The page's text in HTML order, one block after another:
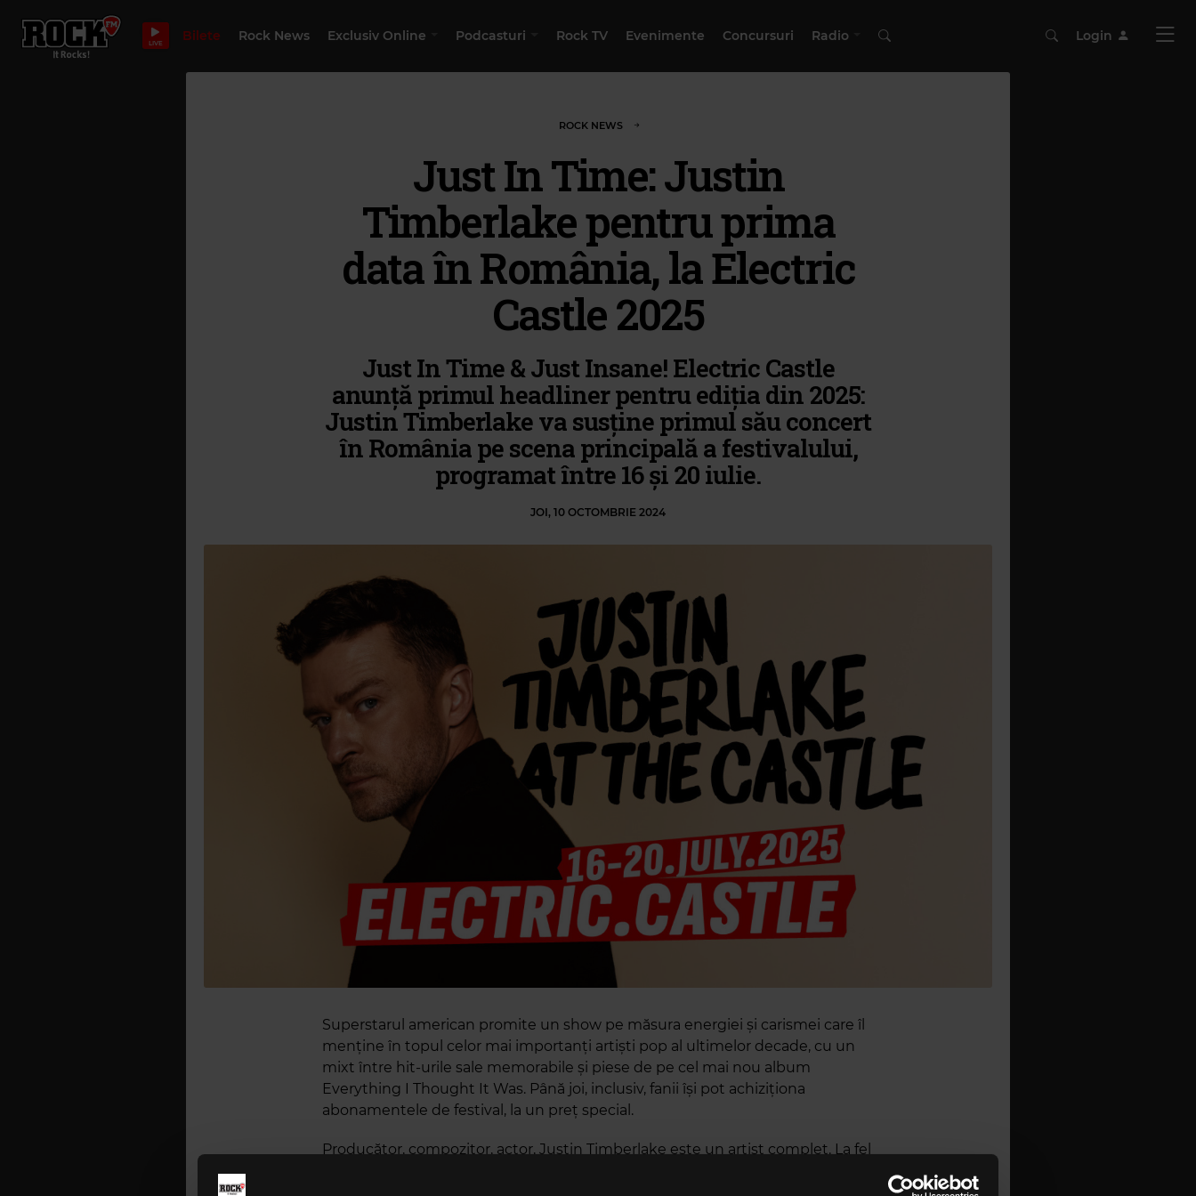
LIVE Bilete Rock News Exclusiv Online Podcasturi Rock TV Evenimente Concursuri Radio Login
ROCK NEWS
Just In Time: Justin
Timberlake pentru prima
data în România, la Electric
Castle 2025
Just In Time & Just Insane! Electric Castle
anunță primul headliner pentru ediția din 2025:
Justin Timberlake va susține primul său concert
în România pe scena principală a festivalului,
programat între 16 și 20 iulie.
JOI, 10 OCTOMBRIE 2024
Superstarul american promite un show pe măsura energiei și carismei care îl
menține în topul celor mai importanți artiști pop al ultimelor decade, cu un
mixt între hit-urile sale memorabile și piese de pe cel mai nou album
Everything I Thought It Was. Până joi, inclusiv, fanii își pot achiziționa
abonamentele de festival, la un preț special.
Producător, compozitor, actor, Justin Timberlake este un artist complet. La fel